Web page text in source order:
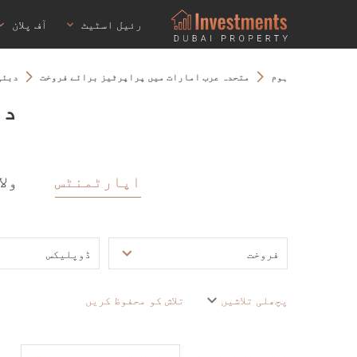
رئیل اسٹیٹ آف پلان
ہوم متحدہ عرب امارات میں پراپرٹیز برائے فروخت
اپارٹمنٹس
فروخت ڈوپلیکس
پچھلی تلاشیں تلاش کو محفوظ کریں